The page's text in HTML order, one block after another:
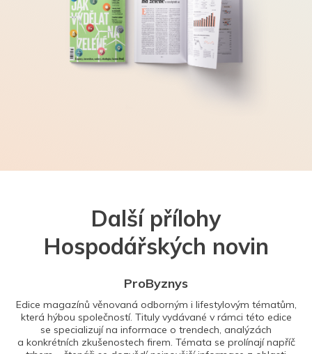
Další přílohy
Hospodářských novin
ProByznys
Edice magazínů věnovaná odborným i lifestylovým tématům,
která hýbou společností. Tituly vydávané v rámci této edice
se specializují na informace o trendech, analýzách
a konkrétních zkušenostech firem. Témata se prolínají napříč